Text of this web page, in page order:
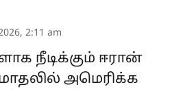
2:11 am
நீடிக்கும் ஈரான்
அமெரிக்க